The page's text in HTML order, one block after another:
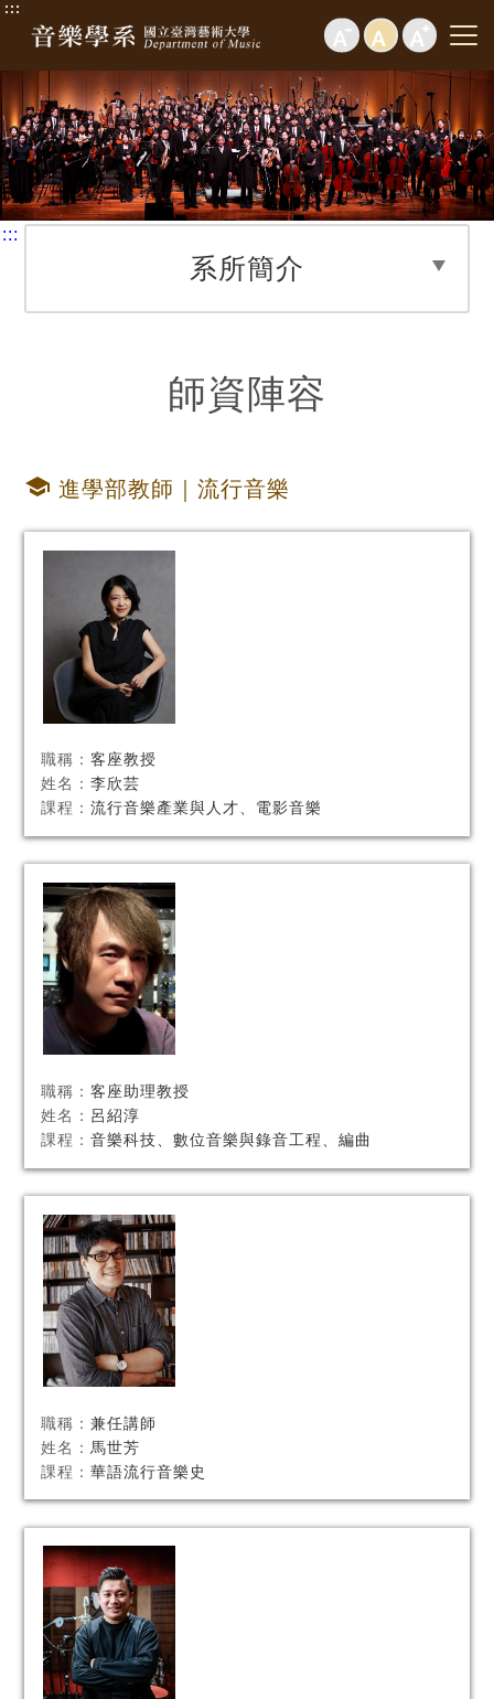
:::
:::
系所簡介
師資陣容
school 進學部教師｜流行音樂
職稱：客座教授
姓名：李欣芸
課程：流行音樂產業與人才、電影音樂
職稱：客座助理教授
姓名： 呂紹淳
課程：音樂科技、數位音樂與錄音工程、編曲
職稱：兼任講師
姓名： 馬世芳
課程：華語流行音樂史